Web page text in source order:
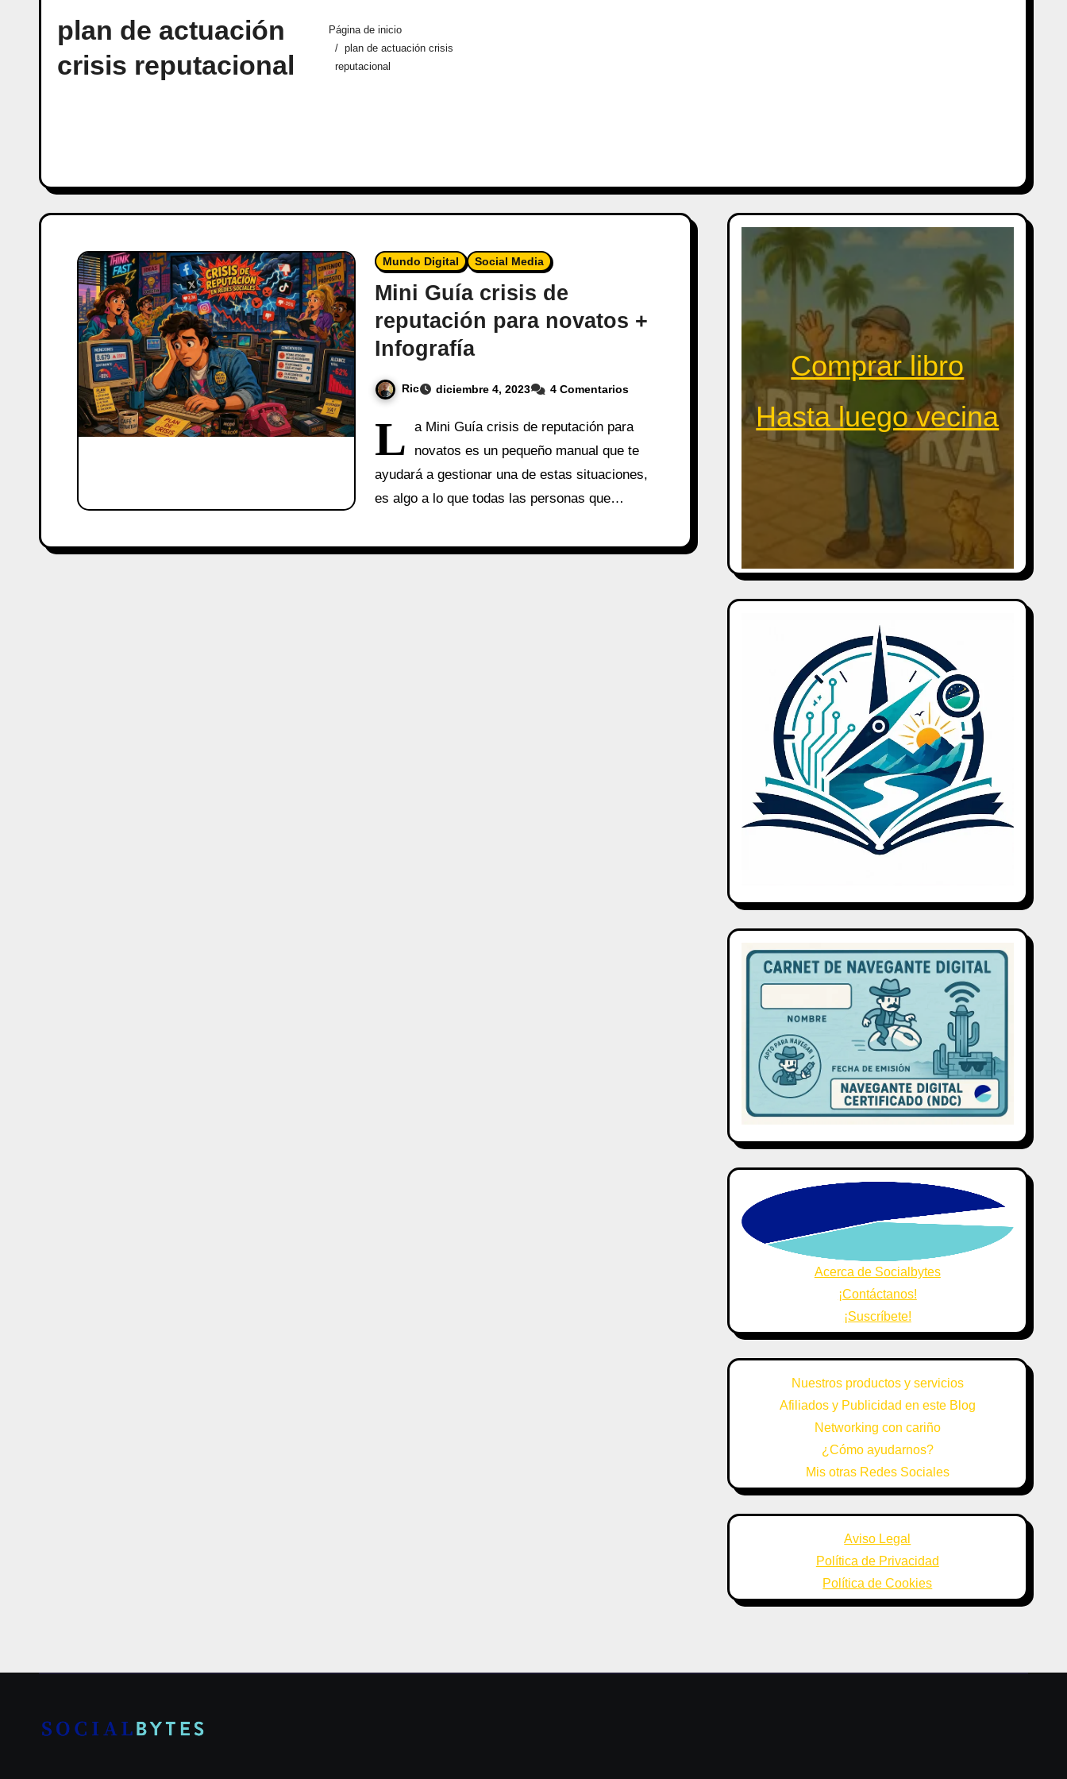
plan de actuación
crisis reputacional
Página de inicio
plan de actuación crisis
reputacional
Mundo Digital Social Media
Mini Guía crisis de
reputación para novatos +
Infografía
Ric diciembre 4, 2023 4 Comentarios
L
a Mini Guía crisis de reputación para
novatos es un pequeño manual que te
ayudará a gestionar una de estas situaciones,
es algo a lo que todas las personas que…
Comprar libro
Hasta luego vecina
Acerca de Socialbytes
¡Contáctanos!
¡Suscríbete!
Nuestros productos y servicios
Afiliados y Publicidad en este Blog
Networking con cariño
¿Cómo ayudarnos?
Mis otras Redes Sociales
Aviso Legal
Política de Privacidad
Política de Cookies